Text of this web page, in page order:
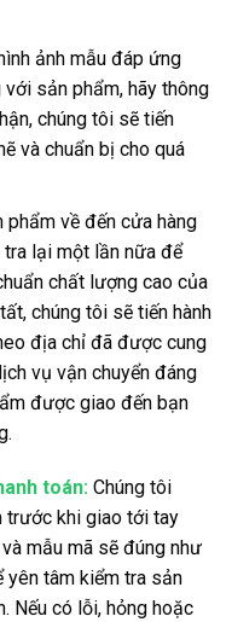
ảnh mẫu đáp ứng
sản phẩm, hãy thông
chúng tôi sẽ tiến
và chuẩn bị cho quá
phẩm về đến cửa hàng
lại một lần nữa để
chất lượng cao của
chúng tôi sẽ tiến hành
địa chỉ đã được cung
vụ vận chuyển đáng
được giao đến bạn
toán: Chúng tôi
trước khi giao tới tay
mẫu mã sẽ đúng như
yên tâm kiểm tra sản
Nếu có lỗi, hỏng hoặc